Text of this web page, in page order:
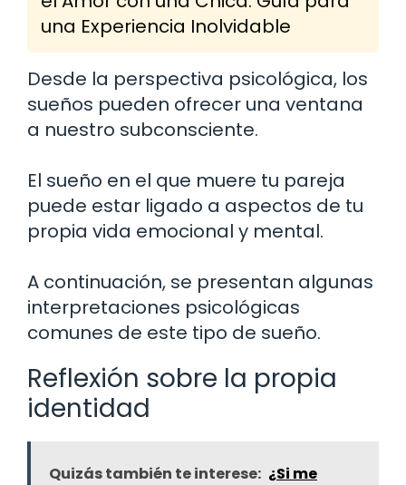
una Experiencia Inolvidable
Desde la perspectiva psicológica, los
sueños pueden ofrecer una ventana
a nuestro subconsciente.
El sueño en el que muere tu pareja
puede estar ligado a aspectos de tu
propia vida emocional y mental.
A continuación, se presentan algunas
interpretaciones psicológicas
comunes de este tipo de sueño.
Reflexión sobre la propia
identidad
Quizás también te interese: ¿Si me